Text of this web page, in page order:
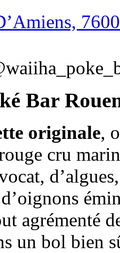
Bar
originale,
cru
agrémenté
un bol bien